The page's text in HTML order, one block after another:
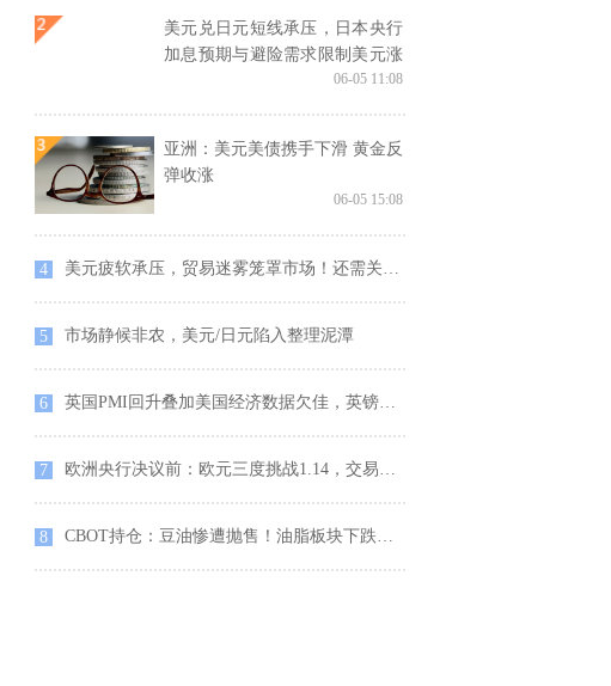
美元兑日元短线承压，日本央行
加息预期与避险需求限制美元涨
06-05 11:08
亚洲：美元美债携手下滑 黄金反
弹收涨
06-05 15:08
4 美元疲软承压，贸易迷雾笼罩市场！还需关注欧银决议和非农
5 市场静候非农，美元/日元陷入整理泥潭
6 英国PMI回升叠加美国经济数据欠佳，英镑兑美元维持高位震荡
7 欧洲央行决议前：欧元三度挑战1.14，交易员关注今晚拉加德态度
8 CBOT持仓：豆油惨遭抛售！油脂板块下跌趋势何时终结？